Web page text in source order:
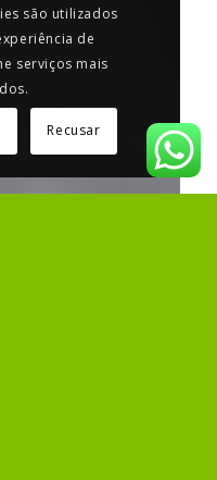
são utilizados
de
serviços mais
Recusar